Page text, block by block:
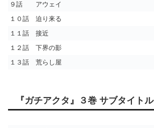
９話 アウェイ
１０話 迫り来る
１１話 接近
１２話 下界の影
１３話 荒らし屋
『ガチアクタ』３巻 サブタイトル